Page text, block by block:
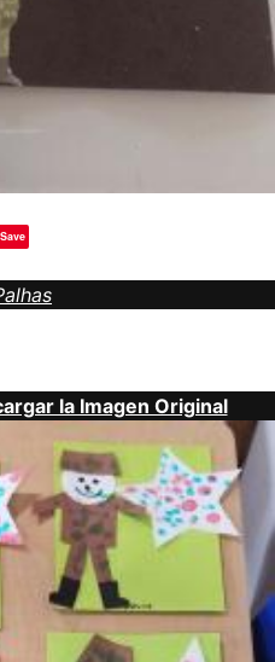
Save
la Imagen Original